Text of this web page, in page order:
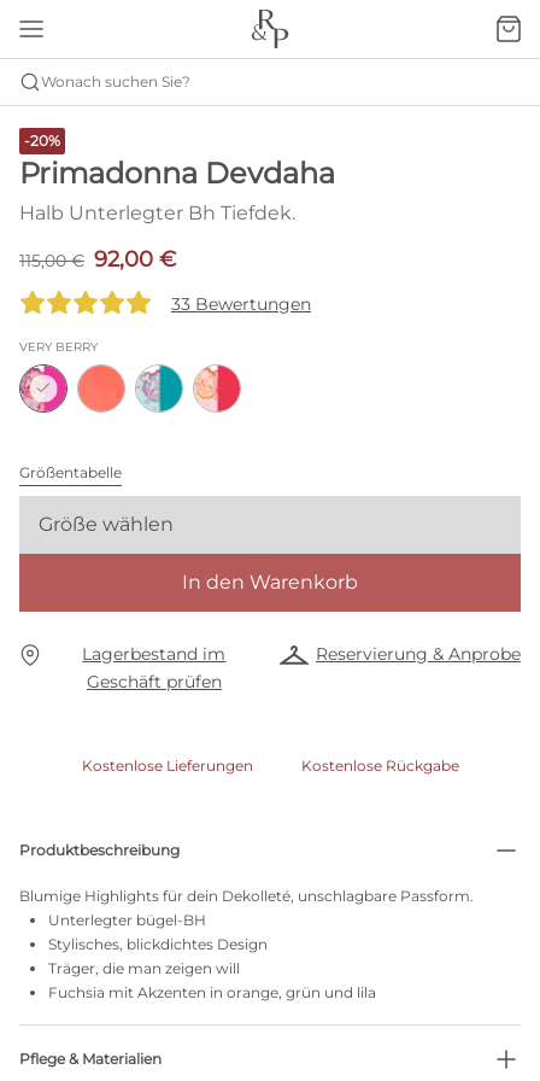
Wonach suchen Sie?
-20%
Primadonna Devdaha
Halb Unterlegter Bh Tiefdek.
115,00 € 92,00 €
33 Bewertungen
VERY BERRY
Größentabelle
Größe wählen
In den Warenkorb
Lagerbestand im
Geschäft prüfen
Reservierung & Anprobe
Kostenlose Lieferungen Kostenlose Rückgabe
Produktbeschreibung
Blumige Highlights für dein Dekolleté, unschlagbare Passform.
Unterlegter bügel-BH
Stylisches, blickdichtes Design
Träger, die man zeigen will
Fuchsia mit Akzenten in orange, grün und lila
Pflege & Materialien